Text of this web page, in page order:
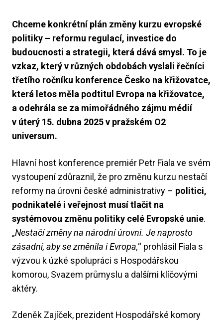
Chceme konkrétní plán změny kurzu evropské
politiky – reformu regulací, investice do
budoucnosti a strategii, která dává smysl. To je
vzkaz, který v různých obdobách vyslali řečníci
třetího ročníku konference Česko na křižovatce,
která letos měla podtitul Evropa na křižovatce,
a odehrála se za mimořádného zájmu médií
v úterý 15. dubna 2025 v pražském O2
universum.
Hlavní host konference premiér Petr Fiala ve svém
vystoupení zdůraznil, že pro změnu kurzu nestačí
reformy na úrovni české administrativy – politici,
podnikatelé i veřejnost musí tlačit na
systémovou změnu politiky celé Evropské unie.
„Nestačí změny na národní úrovni. Je naprosto
zásadní, aby se změnila i Evropa,“ prohlásil Fiala s
výzvou k úzké spolupráci s Hospodářskou
komorou, Svazem průmyslu a dalšími klíčovými
aktéry.
Zdeněk Zajíček, prezident Hospodářské komory